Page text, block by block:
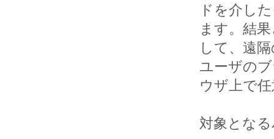
ドを介し
ます。結
して、遠
ユーザの
ウザ上で
対象とな